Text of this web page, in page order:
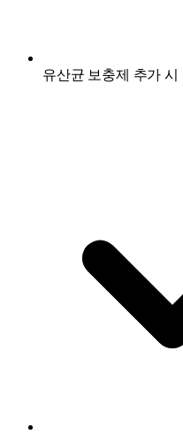
유산균 보충제 추가 시